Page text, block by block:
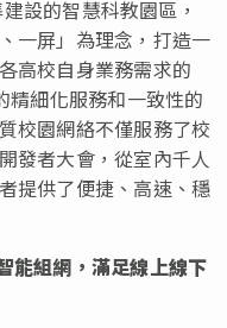
設的智慧科教園區，
一屏」為理念，打造一
高校自身業務需求的
精細化服務和一致性的
校園網絡不僅服務了校
發者大會，從室內千人
提供了便捷、高速、穩
能組網，滿足線上線下